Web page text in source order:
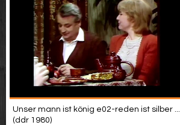
Unser mann ist könig e02-reden ist silber ...
(ddr 1980)